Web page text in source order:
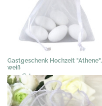
Gastgeschenk Hochzeit "Athene",
weiß
1,73 € *